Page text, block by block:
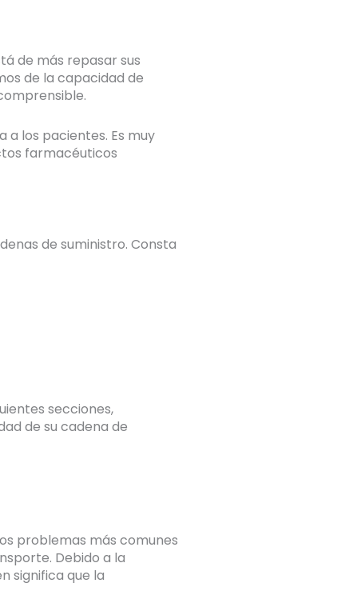
de más repasar sus
de la capacidad de
los pacientes. Es muy
farmacéuticos
de suministro. Consta
secciones,
de su cadena de
problemas más comunes
Debido a la
significa que la